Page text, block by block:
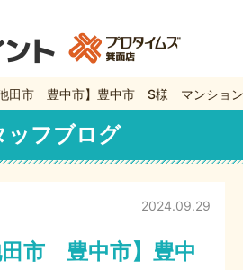
田市 豊中市】豊中市 S様 マンショ
ッフブログ
市 豊中市】豊中
2024.09.29